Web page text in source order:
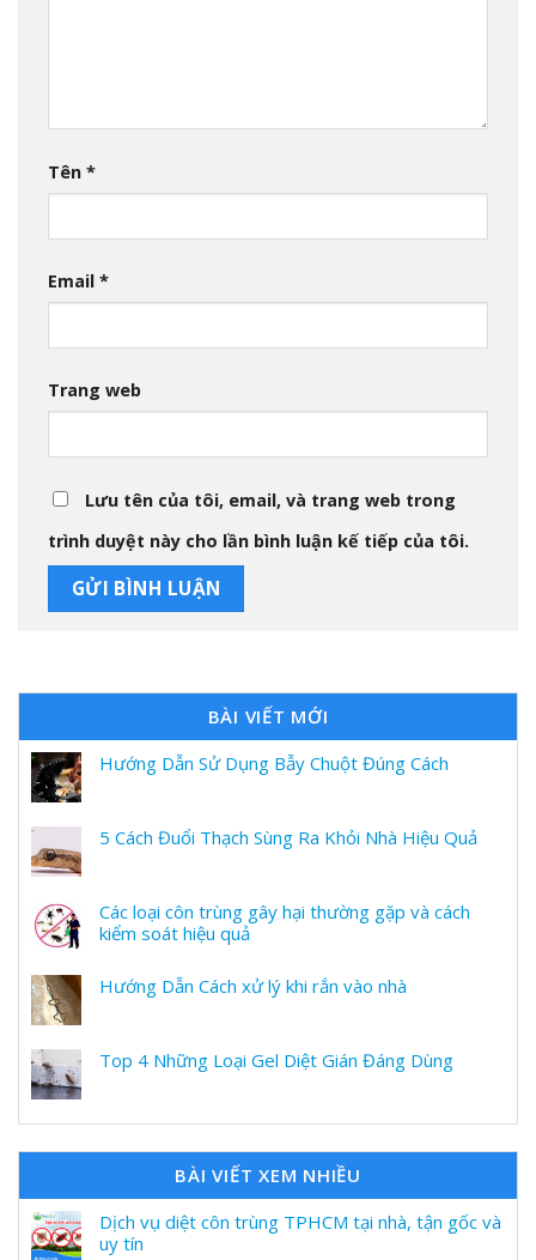
Tên *
Email *
Trang web
Lưu tên của tôi, email, và trang web trong
trình duyệt này cho lần bình luận kế tiếp của tôi.
BÀI VIẾT MỚI
Hướng Dẫn Sử Dụng Bẫy Chuột Đúng Cách
5 Cách Đuổi Thạch Sùng Ra Khỏi Nhà Hiệu Quả
Các loại côn trùng gây hại thường gặp và cách
kiểm soát hiệu quả
Hướng Dẫn Cách xử lý khi rắn vào nhà
Top 4 Những Loại Gel Diệt Gián Đáng Dùng
BÀI VIẾT XEM NHIỀU
Dịch vụ diệt côn trùng TPHCM tại nhà, tận gốc và
uy tín